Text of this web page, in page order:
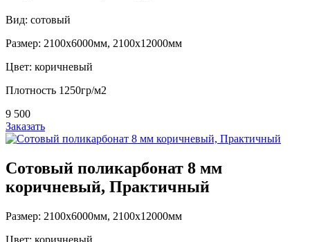
Вид: сотовый
Размер: 2100х6000мм, 2100х12000мм
Цвет: коричневый
Плотность 1250гр/м2
9 500
Заказать
Сотовый поликарбонат 8 мм
коричневый, Практичный
Размер: 2100х6000мм, 2100х12000мм
Цвет: коричневый